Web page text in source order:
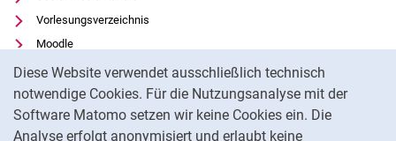
Diese Website verwendet ausschließlich technisch
notwendige Cookies. Für die Nutzungsanalyse mit der
Software Matomo setzen wir keine Cookies ein. Die
Analyse erfolgt anonymisiert und erlaubt keine
Vorlesungsverzeichnis
Moodle
Panopto
Universitätsbibliothek
Datenschutz